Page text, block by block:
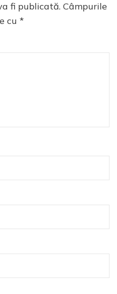
fi publicată. Câmpurile
cu *